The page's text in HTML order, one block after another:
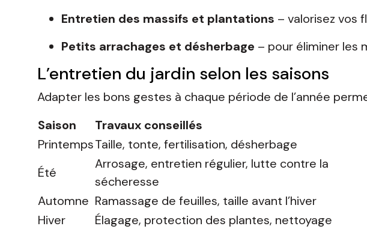
Entretien des massifs et plantations – valorisez vos
Petits arrachages et désherbage – pour éliminer les
L’entretien du jardin selon les saisons
Adapter les bons gestes à chaque période de l’année
Saison
Travaux conseillés
PrintempsTaille, tonte, fertilisation, désherbage
Été
Arrosage, entretien régulier, lutte contre la
sécheresse
Automne Ramassage de feuilles, taille avant l’hiver
Hiver
Élagage, protection des plantes, nettoyage